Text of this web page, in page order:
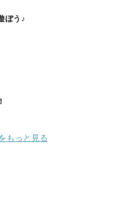
ぼう♪
もっと見る